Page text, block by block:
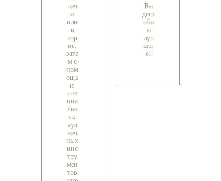
печ
и
или
в
гор
не,
зате
м с
пом
ощь
ю
спе
циа
льн
ых
куз
неч
ных
инс
тру
мен
тов
Вы
дост
ойн
ы
луч
шег
о!